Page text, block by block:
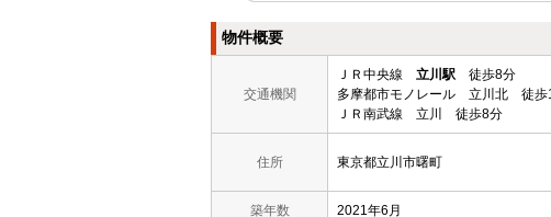
物件概要
交通機関
ＪＲ中央線 立川駅 徒歩8分
多摩都市モノレール 立川北 徒歩
ＪＲ南武線 立川 徒歩8分
住所 東京都立川市曙町
築年数 2021年6月